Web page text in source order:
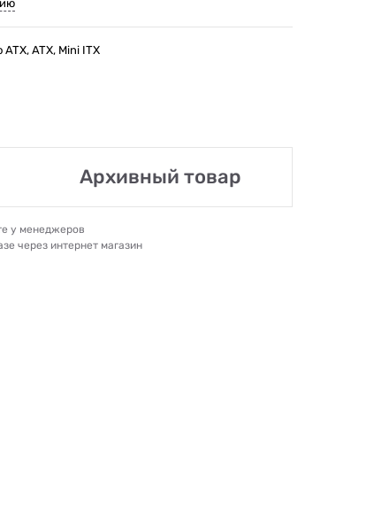
ATX, Mini ITX
Архивный товар
у менеджеров
через интернет магазин